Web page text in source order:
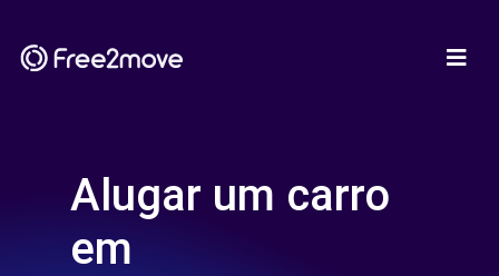
Alugar um carro
em